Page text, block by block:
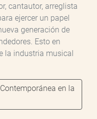
cantautor, arreglista
ejercer un papel
generación de
Esto en
la industria musical
en la